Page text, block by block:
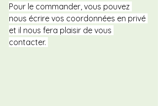
Pour le commander, vous pouvez
nous écrire vos coordonnées en privé
et il nous fera plaisir de vous
contacter.